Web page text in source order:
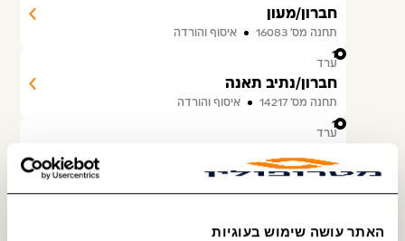
האתר עושה שימוש בעוגיות
חברון/מעון
תחנה מס׳ 16083 איסוף והורדה
18
ערד
חברון/נתיב תאנה
תחנה מס׳ 14217 איסוף והורדה
19
ערד
תחנה מס׳ 16084 איסוף והורדה
20